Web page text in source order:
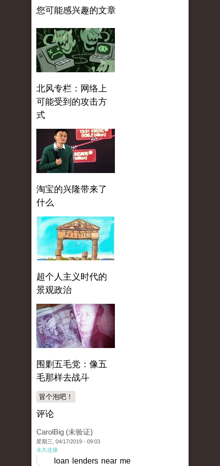
您可能感兴趣的文章
北风专栏：网络上
可能受到的攻击方
式
淘宝的兴隆带来了
什么
超个人主义时代的
景观政治
围剿五毛党：像五
毛那样去战斗
冒个泡吧！
评论
CarolBig (未验证)
星期三, 04/17/2019 - 09:03
永久连接
loan lenders near me